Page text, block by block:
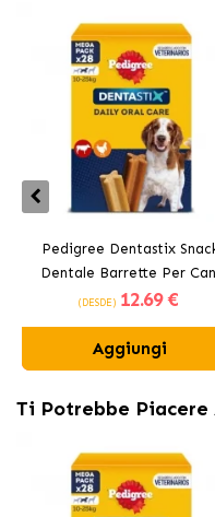
Pedigree Dentastix
Dentale Barrette Per
Medi 10-25 kg
(DESDE) 12.69 €
Aggiungi
Ti Potrebbe Piacere